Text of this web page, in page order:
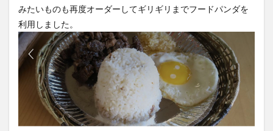
みたいものも再度オーダーしてギリギリまでフードパンダを
利用しました。